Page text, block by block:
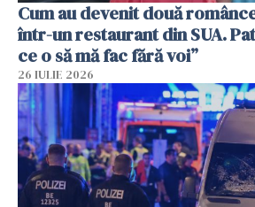
Cum au devenit două
într-un restaurant din SUA.
ce o să mă fac fără voi”
26 IULIE 2026